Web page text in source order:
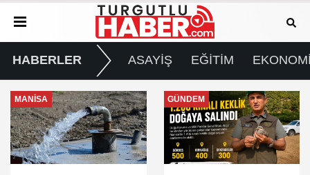
HABERLER ASAYİŞ EĞİTİM
GÜNDEM GÜNDEM